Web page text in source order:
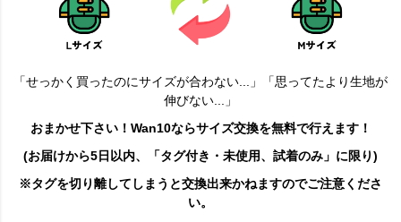
「せっかく買ったのにサイズが合わない...」「思ってたより生地が
伸びない...」
おまかせ下さい！Wan10ならサイズ交換を無料で行えます！
(お届けから5日以内、「タグ付き・未使用、試着のみ」に限り)
※タグを切り離してしまうと交換出来かねますのでご注意くださ
い。